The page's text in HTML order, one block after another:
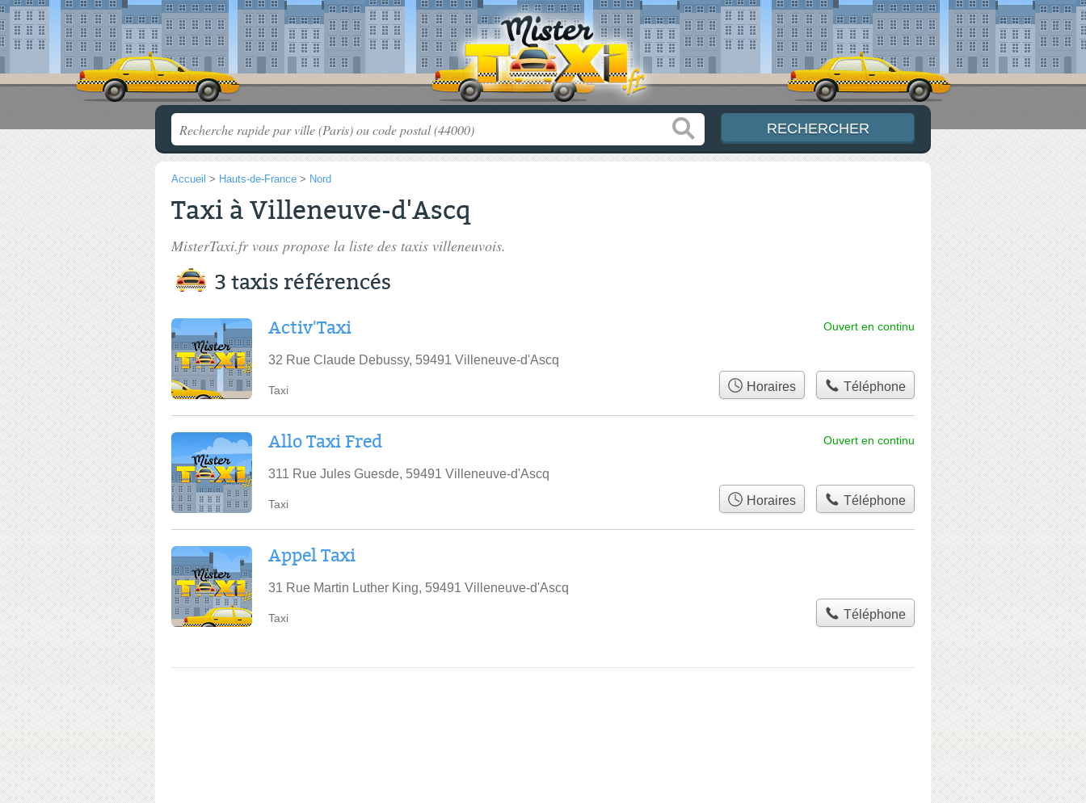
Accueil > Hauts-de-France > Nord
Taxi à Villeneuve-d'Ascq
MisterTaxi.fr vous propose la liste des taxis villeneuvois.
3 taxis référencés
Activ'Taxi
32 Rue Claude Debussy, 59491 Villeneuve-d'Ascq
Ouvert en continu
Taxi Horaires Téléphone
Allo Taxi Fred
311 Rue Jules Guesde, 59491 Villeneuve-d'Ascq
Ouvert en continu
Taxi Horaires Téléphone
Appel Taxi
31 Rue Martin Luther King, 59491 Villeneuve-d'Ascq
Taxi Téléphone